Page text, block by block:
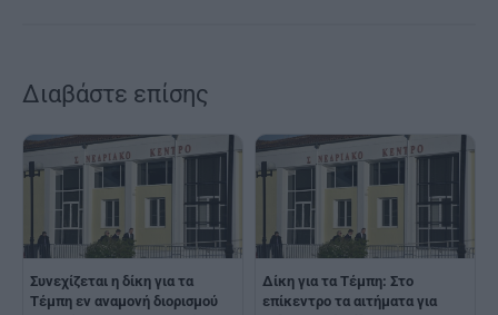
Διαβάστε επίσης
Συνεχίζεται η δίκη για τα
Τέμπη εν αναμονή διορισμού
Δίκη για τα Τέμπη: Στο
επίκεντρο τα αιτήματα για